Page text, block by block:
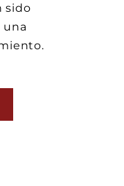
sido